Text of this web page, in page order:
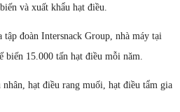
và xuất khẩu hạt điều.
đoàn Intersnack Group, nhà máy tại
biến 15.000 tấn hạt điều mỗi năm.
nhân, hạt điều rang muối, hạt điều tẩm gia